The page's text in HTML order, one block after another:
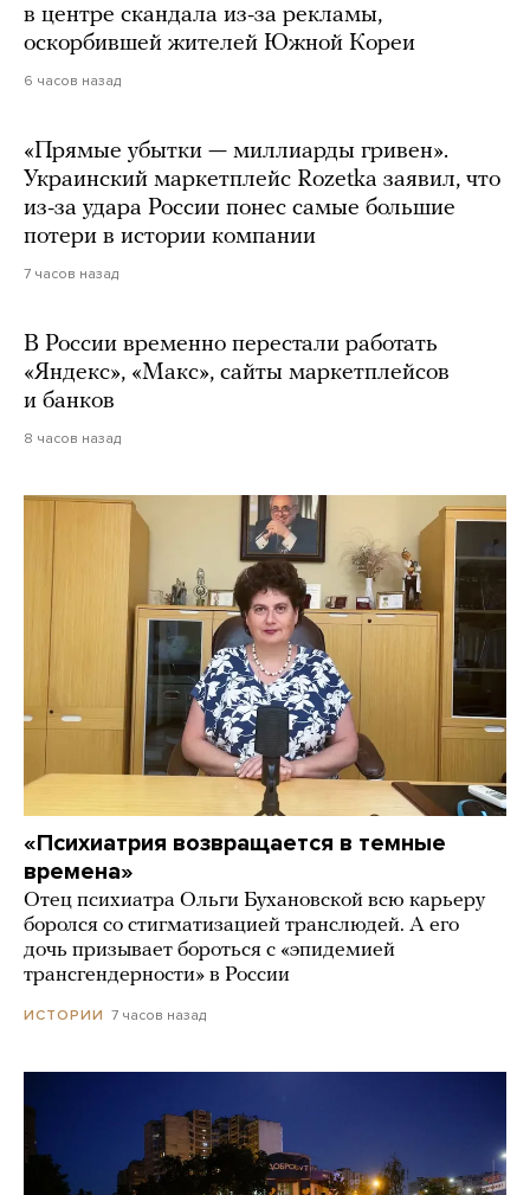
в центре скандала из-за рекламы,
оскорбившей жителей Южной Кореи
6 часов назад
«Прямые убытки — миллиарды гривен».
Украинский маркетплейс Rozetka заявил, что
из-за удара России понес самые большие
потери в истории компании
7 часов назад
В России временно перестали работать
«Яндекс», «Макс», сайты маркетплейсов
и банков
8 часов назад
«Психиатрия возвращается в темные
времена»
Отец психиатра Ольги Бухановской всю карьеру
боролся со стигматизацией транслюдей. А его
дочь призывает бороться с «эпидемией
трансгендерности» в России
ИСТОРИИ 7 часов назад